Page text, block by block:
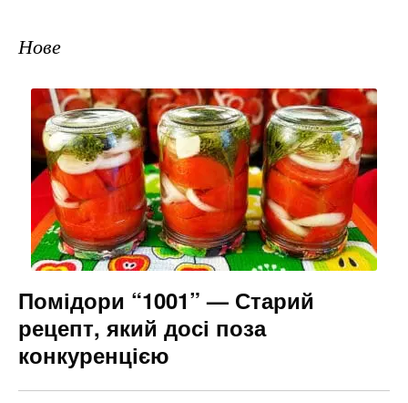
Нове
Помідори “1001” — Старий
рецепт, який досі поза
конкуренцією